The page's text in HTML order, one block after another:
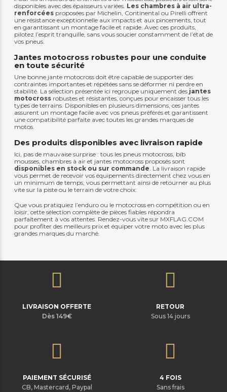
disponibles avec des épaisseurs variées. Les chambres à air ultra-
renforcéesproposées par Michelin, Continental ou Pirelli offrent
une résistance exceptionnelle aux impacts et aux pincements, tout
en garantissant un montage facile et rapide. Avec ces produits,
pilotez l’esprit tranquille, sans vous soucier constamment de l’état de
vos pneus.
Jantes motocross robustes pour une conduite
en toute sécurité
Une bonne jante motocross doit être capable de supporter des
contraintes importantes et répétées sans se déformer ni perdre en
stabilité. La sélection présentée ici regroupe uniquement des jantes
motocrossrobustes et résistantes, conçues pour encaisser tous les
types de terrains. Disponibles en plusieurs dimensions, ces jantes
assurent un montage facile avec vos pneus préférés et garantissent
une compatibilité parfaite avec toutes les grandes marques de
motos.
Des produits disponibles avec livraison rapide
Ici, pas de mauvaise surprise : tous les pneus motocross, bib
mousses, chambres à air et jantes motocross proposés sont
disponibles en stock ou sur commande. La livraison rapide
vous permet de recevoir vos équipements directement chez vous en
un minimum de temps, vous permettant ainsi de retourner au plus
vite sur la piste ou le terrain de votre choix.
Que vous pratiquiez l’enduro ou le motocross en compétition ou en
loisir, cette sélection complète de pièces fiables répondra
parfaitement à vos attentes. Rendez-vous vite sur MXFLAG.COM
pour profiter des meilleurs prix et équiper votre moto avec les plus
grandes marques du marché.
LIVRAISON OFFERTE
Dès 149€
RETOUR
Sous 14 jours
PAIEMENT SÉCURISÉ
CB, Mastercard, Paypal
4 FOIS
Sans frais